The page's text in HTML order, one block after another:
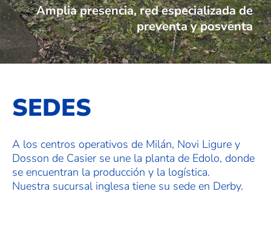
Amplia presencia, red especializada de
preventa y posventa
SEDES
A los centros operativos de Milán, Novi Ligure y
Dosson de Casier se une la planta de Edolo, donde
se encuentran la producción y la logística.
Nuestra sucursal inglesa tiene su sede en Derby.